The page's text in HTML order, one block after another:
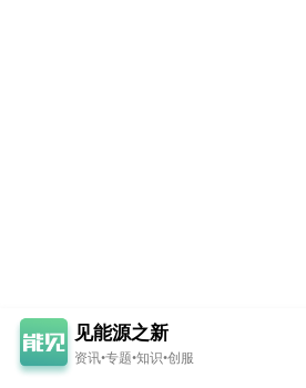
见能源之新
资讯•专题•知识•创服